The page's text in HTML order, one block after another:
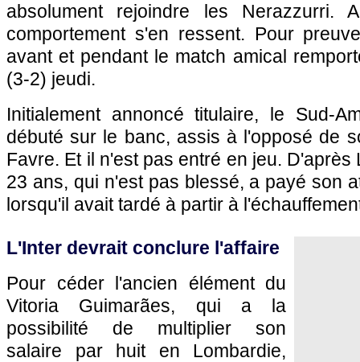
absolument rejoindre les Nerazzurri.
comportement s'en ressent. Pour
avant et pendant le match amical
(3-2) jeudi.
Initialement annoncé titulaire, le Sud-
débuté sur le banc, assis à l'opposé de
Favre. Et il n'est pas entré en jeu. D'après
23 ans, qui n'est pas blessé, a payé son
lorsqu'il avait tardé à partir à
L'Inter devrait conclure l'affaire
Pour céder l'ancien élément du
Vitoria Guimarães, qui a la
possibilité de multiplier son
salaire par huit en Lombardie,